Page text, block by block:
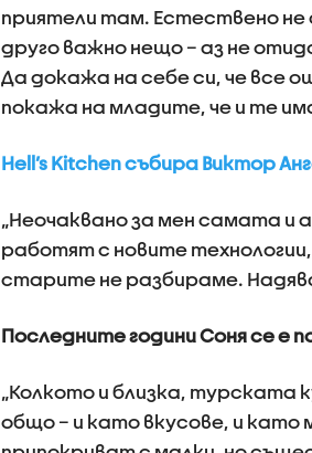
приятели там. Естествено не
друго важно нещо – аз не
Да докажа на себе си, че все
покажа на младите, че и те
Hell’s Kitchen събира Виктор
„Неочаквано за мен самата и
работят с новите
старите не разбираме.
Последните години Соня се е
„Колкото и близка, турската
общо – и като вкусове, и